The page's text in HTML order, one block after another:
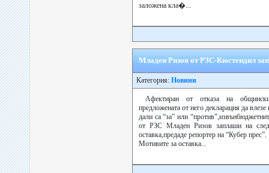
заложена кла�...
Младен Ризов от РЗС-Кюстендил
Категория: Новини
Афектиран от отказа на
предложената от него декларация да
дали са “за” или
от РЗС Младен Ризов заплаши на
оставка,предаде репортер на “Кубер прес”.
Мотивите за оставка...